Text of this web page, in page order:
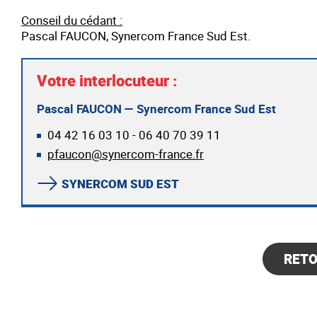
Conseil du cédant :
Pascal FAUCON, Synercom France Sud Est.
Votre interlocuteur :
Pascal FAUCON — Synercom France Sud Est
04 42 16 03 10 - 06 40 70 39 11
pfaucon@synercom-france.fr
SYNERCOM SUD EST